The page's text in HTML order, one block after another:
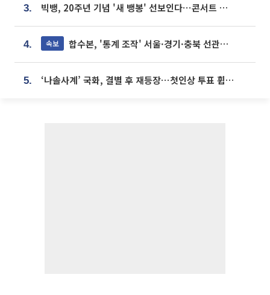
3. 빅뱅, 20주년 기념 '새 뱅봉' 선보인다⋯콘서트 앞두고 팝업 개최
4. 속보 합수본, '통계 조작' 서울·경기·충북 선관위 등 추가 압수수색
5. ‘나솔사계’ 국화, 결별 후 재등장⋯첫인상 투표 휩쓸고 ‘인기녀’ 등극